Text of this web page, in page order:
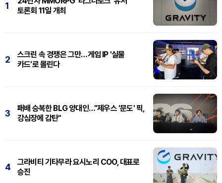
1
토론회 11일 개최
2
스크린 속 경쟁은 그만…게임 IP '실물
카드'로 몰린다
3
패배 승복한 BLG 양대인…"제우스 '문도' 픽,
강심장에 감탄"
4
그라비티 기타무라 요시노리 COO, 대표로
승진